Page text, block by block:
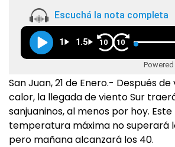
Escuchá la nota completa
1 1.5 10 10
San Juan, 21 de Enero.- Después
calor, la llegada de viento Sur
sanjuaninos, al menos por hoy.
temperatura máxima no superará
pero mañana alcanzará los 40.